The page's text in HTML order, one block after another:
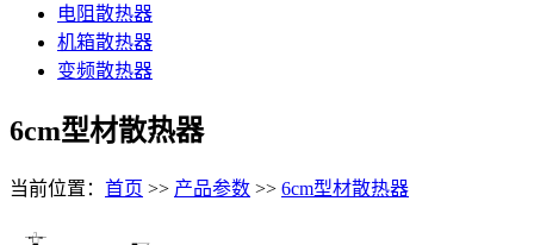
电阻散热器
机箱散热器
变频散热器
6cm型材散热器
当前位置： 首页 >> 产品参数 >> 6cm型材散热器